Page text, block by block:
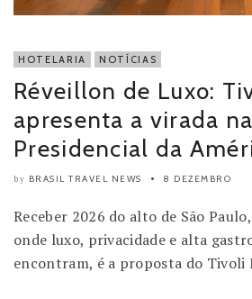
HOTELARIA NOTÍCIAS
Réveillon de Luxo:
apresenta a virada
Presidencial da
by BRASIL TRAVEL NEWS 8 DEZEMBRO
Receber 2026 do alto de São
onde luxo, privacidade e alta
encontram, é a proposta do Tivoli